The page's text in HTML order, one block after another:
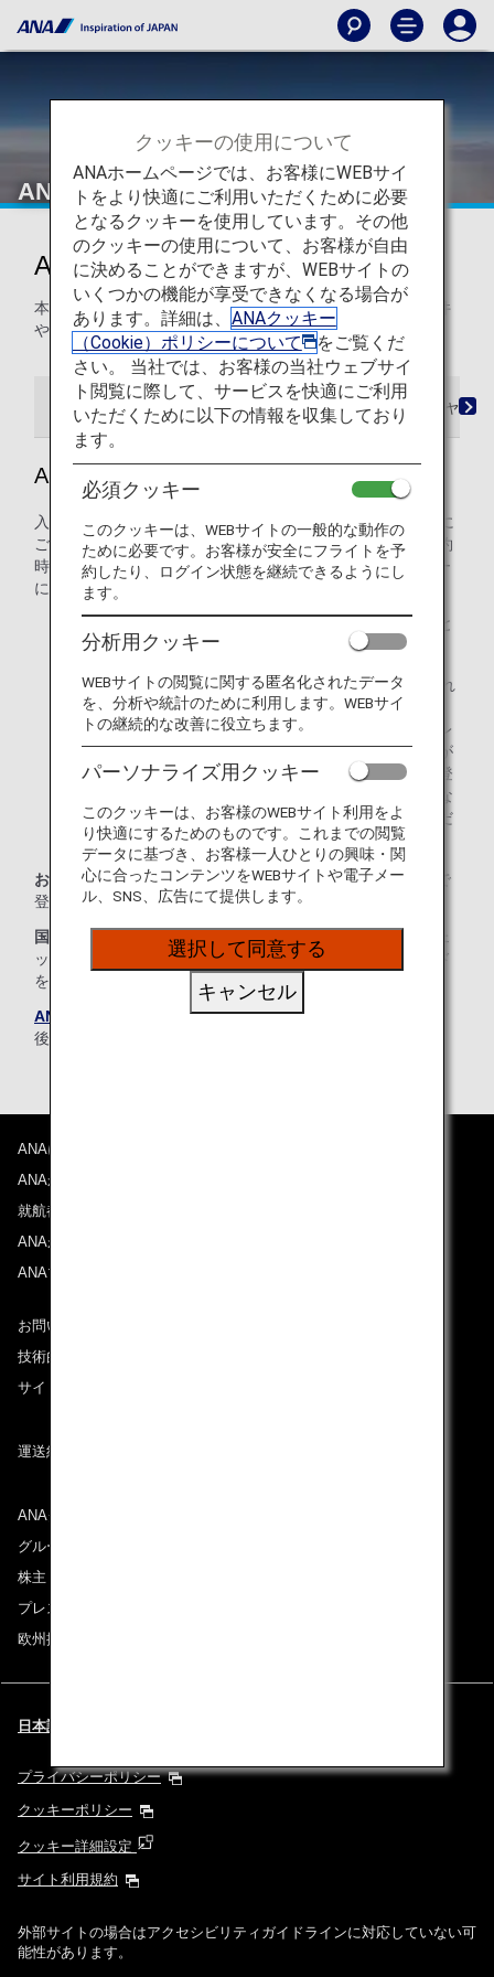
ANA国内線
ANA国内線マイレージ
本ページでは、ANA国内線をご利用の際のマイルの積算条件
や登録方法などをご案内します。
マイルの登録 事後登録方法 マイレージチャー
ANA国内線の会員登録とマイルの貯め方
入会がお済みでない方は、ANAマイレージクラブ（AMC）に
ご入会ください。10桁のお客様番号を、インターネット予約
時にご登録いただくか、お電話でのご予約時にオペレーター
にお伝えください。
オンラインチェックインにてご登録手続きいただくこと
もできます。
マイルは、ご搭乗の1～2日後にお客様の口座に積算され
ます。
ご搭乗日当日に、空港にて予約便の変更やアップグレ
ードをされた場合、マイルが自動積算されないことが
ございます。マイルの積算が確認されるまで、事後登
録に必要な確認書類を必ず保管してください。必要な
確認書類については、「事後登録方法」をご確認くだ
さい。
お乗り継ぎの際にマイルを登録：その都度、経由地の空港で
登録手続きが必要です。
国際線に接続する国内線をご利用の際にマイルを登録：
ックイン時にANAカードまたはANAマイレージクラブカード
を必ずご提示ください。
ANAウェブサイト（PC/スマートフォン）
後、会員専用機能（マイル口座残高）からご確認ください。
ANAについて
ANAからのお知らせ
就航都市
ANAがお約束する体験
ANAマイレージクラブ
お問い合わせ
技術的なお問い合わせ（推奨環境）
サイトマップ
運送約款
ANAグループについて
グループ企業一覧
株主・投資家情報
プレスリリース
欧州採用情報
日本語 | Switzerland (都市と言語を選択してください)
プライバシーポリシー
クッキーポリシー
クッキー詳細設定
サイト利用規約
外部サイトの場合はアクセシビリティガイドラインに対応していない可
能性があります。
クッキーの使用について
ANAホームページでは、お客様にWEBサイ
トをより快適にご利用いただくために必要
となるクッキーを使用しています。その他
のクッキーの使用について、お客様が自由
に決めることができますが、WEBサイトの
いくつかの機能が享受できなくなる場合が
あります。詳細は、 ANAクッキー
（Cookie）ポリシーについて
をご覧くだ
さい。 当社では、お客様の当社ウェブサイ
ト閲覧に際して、サービスを快適にご利用
いただくために以下の情報を収集しており
ます。
必須クッキー
このクッキーは、WEBサイトの一般的な動作の
ために必要です。お客様が安全にフライトを予
約したり、ログイン状態を継続できるようにし
ます。
分析用クッキー
WEBサイトの閲覧に関する匿名化されたデータ
を、分析や統計のために利用します。WEBサイ
トの継続的な改善に役立ちます。
パーソナライズ用クッキー
このクッキーは、お客様のWEBサイト利用をよ
り快適にするためのものです。これまでの閲覧
データに基づき、お客様一人ひとりの興味・関
心に合ったコンテンツをWEBサイトや電子メー
ル、SNS、広告にて提供します。
選択して同意する
キャンセル